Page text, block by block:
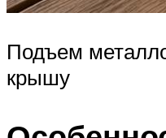
Подъем
крышу